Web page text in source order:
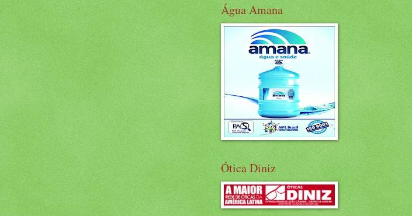
Água Amana
Ótica Diniz